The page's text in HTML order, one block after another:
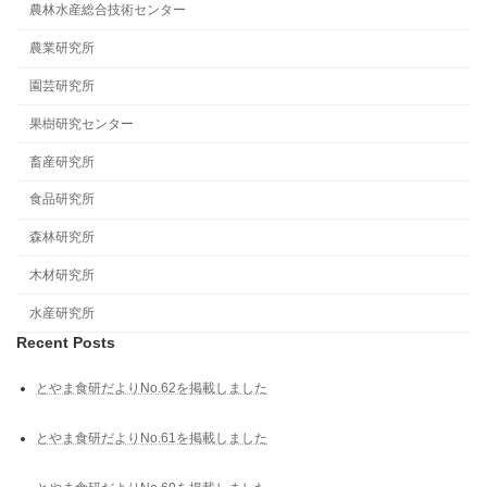
農林水産総合技術センター
農業研究所
園芸研究所
果樹研究センター
畜産研究所
食品研究所
森林研究所
木材研究所
水産研究所
Recent Posts
とやま食研だよりNo.62を掲載しました
とやま食研だよりNo.61を掲載しました